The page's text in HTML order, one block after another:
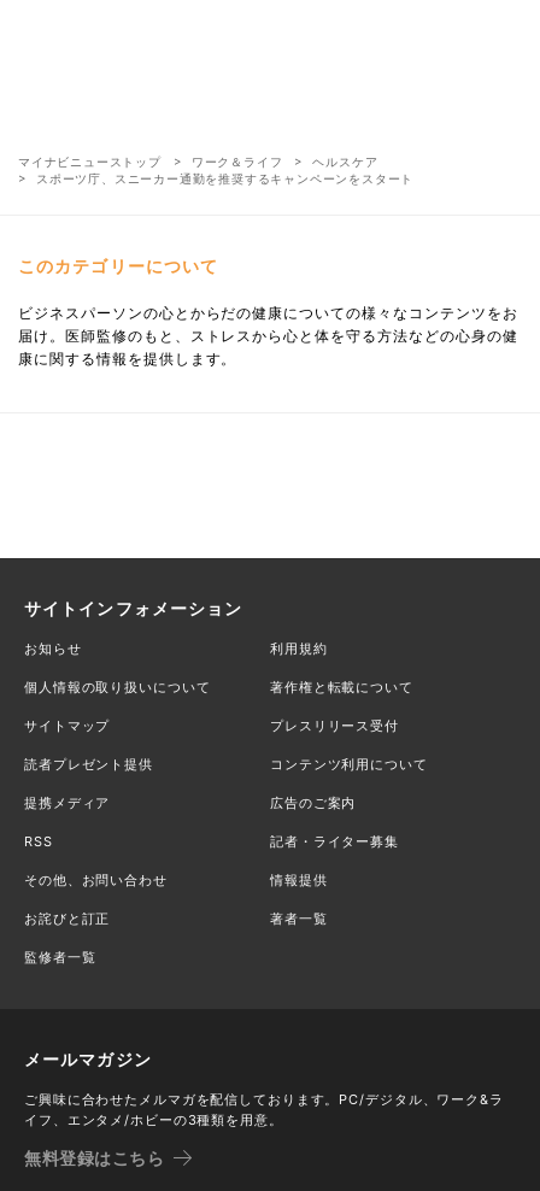
マイナビニューストップ ワーク＆ライフ
ヘルスケア
スポーツ庁、スニーカー通勤を推奨するキャンペーンをスタート
このカテゴリーについて
ビジネスパーソンの心とからだの健康についての様々なコンテンツをお
届け。医師監修のもと、ストレスから心と体を守る方法などの心身の健
康に関する情報を提供します。
サイトインフォメーション
お知らせ 利用規約
個人情報の取り扱いについて 著作権と転載について
サイトマップ プレスリリース受付
読者プレゼント提供 コンテンツ利用について
提携メディア 広告のご案内
RSS 記者・ライター募集
その他、お問い合わせ 情報提供
お詫びと訂正 著者一覧
監修者一覧
メールマガジン
ご興味に合わせたメルマガを配信しております。PC/デジタル、ワーク&ラ
イフ、エンタメ/ホビーの3種類を用意。
無料登録はこちら